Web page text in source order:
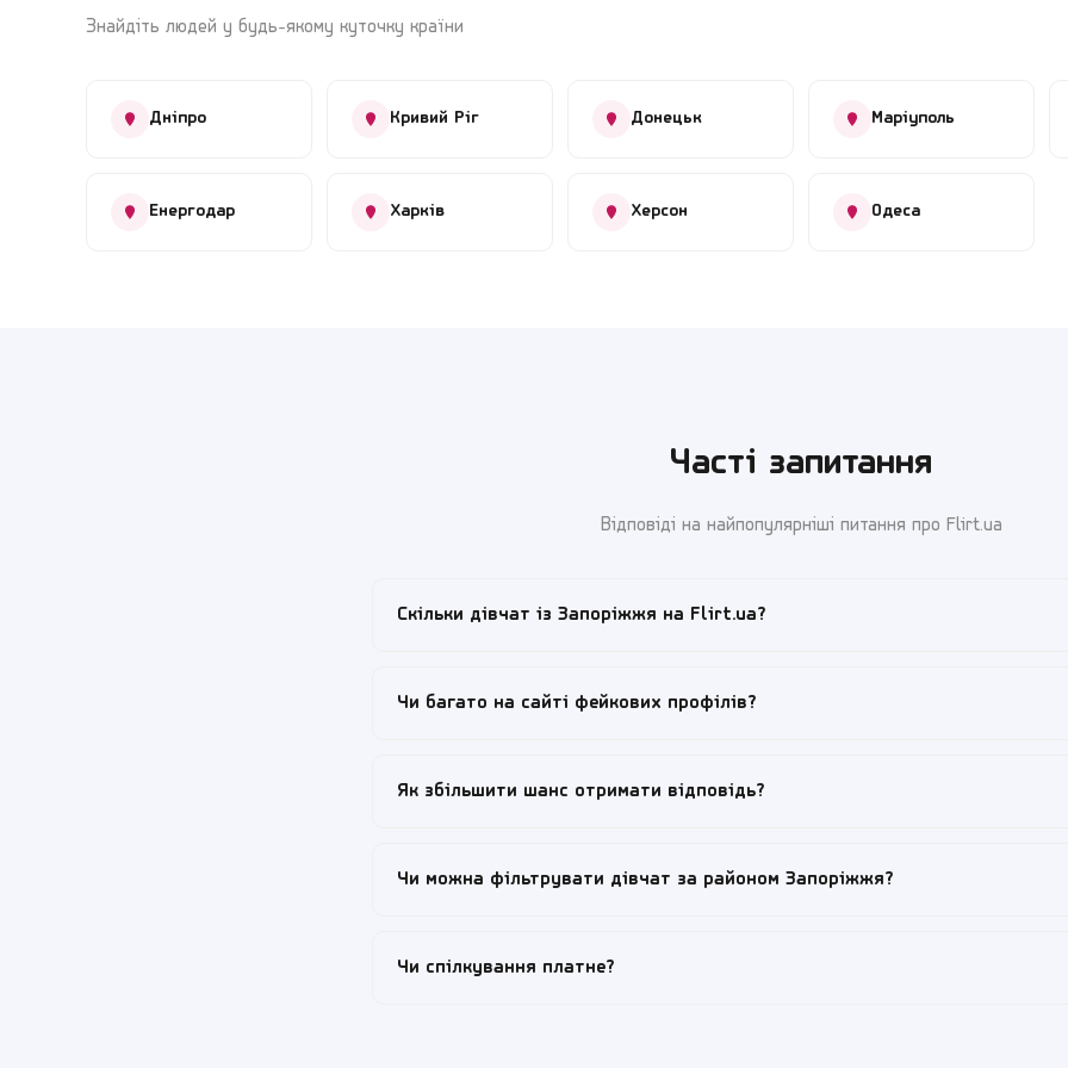
Знайдіть людей у будь-якому куточку країни
Дніпро Кривий Ріг Донецьк Маріуполь
Енергодар Харків Херсон Одеса
Часті запитання
Відповіді на найпопулярніші питання про Flirt.ua
Скільки дівчат із Запоріжжя на Flirt.ua?
з наших стабільних аудиторій у південно-східній Україні. Анкети регулярно
Чи багато на сайті фейкових профілів?
підозрілі акаунти блокуються. Якщо ви зустріли підозрілу анкету — натисніть
Як збільшити шанс отримати відповідь?
мета знайомств. У повідомленні — не «привіт», а конкретна зачіпка зі змісту її
Чи можна фільтрувати дівчат за районом Запоріжжя?
розтягнуте уздовж Дніпра, і зустрічатися з людиною з протилежного району
Чи спілкування платне?